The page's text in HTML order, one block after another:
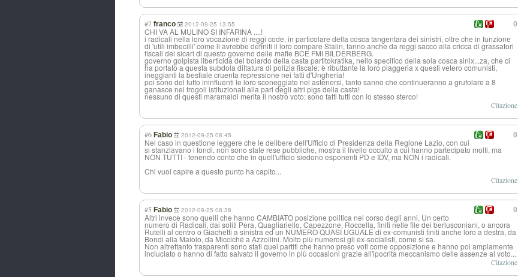
0
#7 franco 2012-09-25 13:55
CHI VA AL MULINO SI INFARINA ....!
i radicali nella loro vocazione di reggi code, in particolare della cosca tangentara dei sinistri, oltre che in funzione
di 'utili imbecilli' come li avrebbe definiti il loro compare Stalin, fanno anche da reggi sacco alla cricca di grassatori
fiscali dei sicari di questo governo delle mafie BCE FMI BILDERBERG.
governo golpista liberticida del boiardo della casta partitokratika, nello specifico della sola cosca sinix...za, che ci
ha portato a questa subdola dittatura di polizia fiscale: è ributtante la loro piaggeria x questi vetero comunisti,
ineggianti la bestiale cruenta repressione nei fatti d'Ungheria!
poi sono del tutto ininfluenti le loro sceneggiate nel astenersi, tanto sanno che continueranno a grufolare a 8
ganasce nei trogoli istituzionali alla pari degli altri pigs della casta!
nessuno di questi maramaldi merita il nostro voto: sono fatti tutti con lo stesso sterco!
Citazione
0
#6 Fabio 2012-09-25 08:45
Nel caso in questione leggere che le delibere dell'Ufficio di Presidenza della Regione Lazio, con cui
si stanziavano i fondi, non sono state rese pubbliche, mostra il livello occulto a cui hanno partecipato molti, ma
NON TUTTI - tenendo conto che in quell'ufficio siedono esponenti PD e IDV, ma NON i radicali.
Chi vuol capire a questo punto ha capito...
Citazione
0
#5 Fabio 2012-09-25 08:38
Altri invece sono quelli che hanno CAMBIATO posizione politica nel corso degli anni. Un certo
numero di Radicali, dai soliti Pera, Quagliariello, Capezzone, Roccella, finiti nelle file dei berlusconiani, o ancora
Rutelli al centro o Giachetti a sinistra ed un NUMERO QUASI UGUALE di ex-comunisti finiti anche loro a destra, da
Bondi alla Maiolo, da Micciché a Azzollini. Molto più numerosi gli ex-socialisti, come si sa.
Non altrettanto trasparenti sono stati quei partiti che hanno preso voti come opposizione e hanno poi ampiamente
inciuciato o hanno di fatto salvato il governo in più occasioni grazie all'ipocrita meccanismo delle assenze al voto...
Citazione